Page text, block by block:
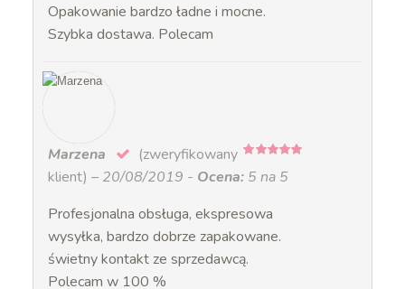
Opakowanie bardzo ładne i mocne.
Szybka dostawa. Polecam
Marzena
(zweryfikowany
klient) – 20/08/2019 - Ocena: 5 na 5
Profesjonalna obsługa, ekspresowa
wysyłka, bardzo dobrze zapakowane.
świetny kontakt ze sprzedawcą.
Polecam w 100 %